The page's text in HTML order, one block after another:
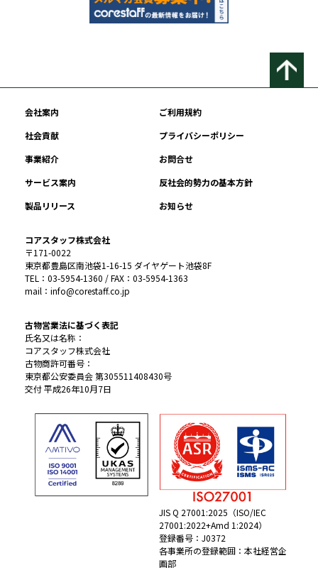
会社案内
ご利用規約
社会貢献
プライバシーポリシー
事業紹介
お問合せ
サービス案内
反社会的勢力の基本方針
製品リリース
お知らせ
コアスタッフ株式会社
〒171-0022
東京都豊島区南池袋1-16-15 ダイヤゲート池袋8F
TEL：03-5954-1360 / FAX：03-5954-1363
mail：info@corestaff.co.jp
古物営業法に基づく表記
氏名又は名称：
コアスタッフ株式会社
古物商許可番号：
東京都公安委員会 第305511408430号
交付 平成26年10月7日
JIS Q 27001:2025（ISO/IEC
27001:2022+Amd 1:2024）
登録番号：J0372
各事業所の登録範囲：本社経営企
画部